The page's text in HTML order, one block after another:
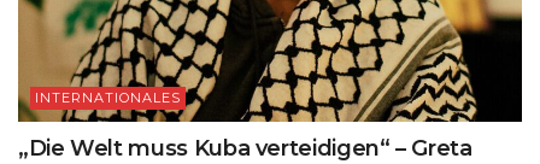
INTERNATIONALES
„Die Welt muss Kuba verteidigen“ – Greta